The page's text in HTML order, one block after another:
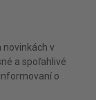
novinkách v
a spoľahlivé
o